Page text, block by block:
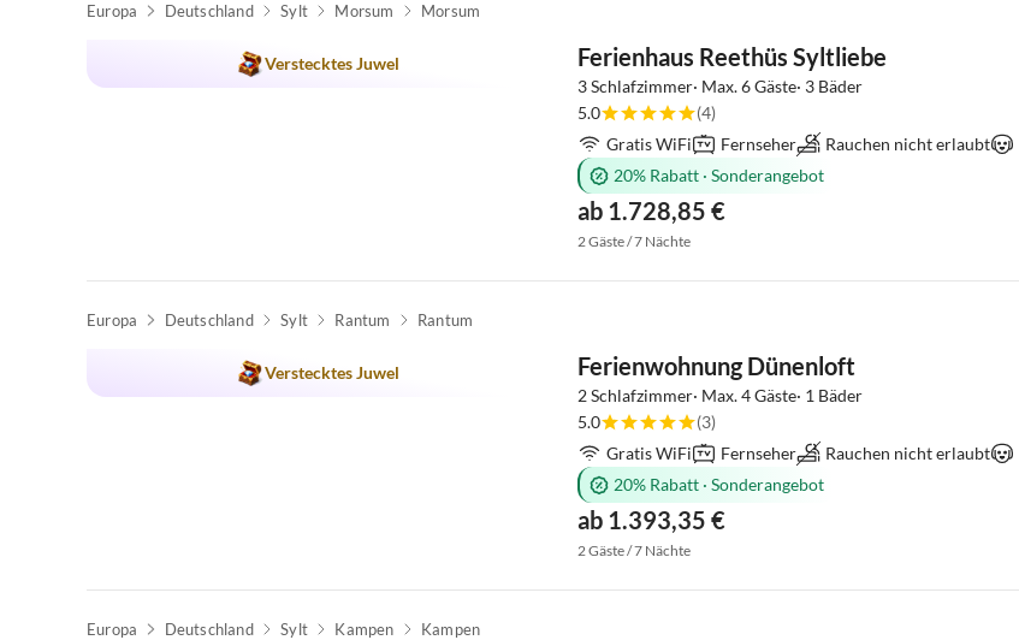
Europa Deutschland Sylt Morsum Morsum
Verstecktes Juwel Ferienhaus Reethüs Syltliebe
3 Schlafzimmer· Max. 6 Gäste· 3 Bäder
5.0
(4)
Gratis WiFi
Fernseher Rauchen nicht erlaubt
20% Rabatt · Sonderangebot
ab 1.728,85 €
2 Gäste / 7 Nächte
Europa Deutschland Sylt Rantum Rantum
Verstecktes Juwel Ferienwohnung Dünenloft
2 Schlafzimmer· Max. 4 Gäste· 1 Bäder
5.0
(3)
Gratis WiFi
Fernseher Rauchen nicht erlaubt
20% Rabatt · Sonderangebot
ab 1.393,35 €
2 Gäste / 7 Nächte
Europa Deutschland Sylt Kampen Kampen